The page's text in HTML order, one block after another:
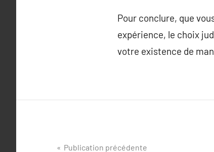
Pour conclure, que
expérience, le choix
votre existence de
Publication précédente